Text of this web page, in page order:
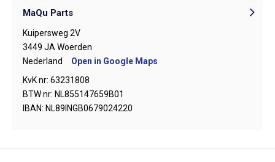
MaQu Parts
Kuipersweg 2V
3449 JA Woerden
Nederland
Open in Google Maps
KvK nr: 63231808
BTW nr: NL855147659B01
IBAN: NL89INGB0679024220